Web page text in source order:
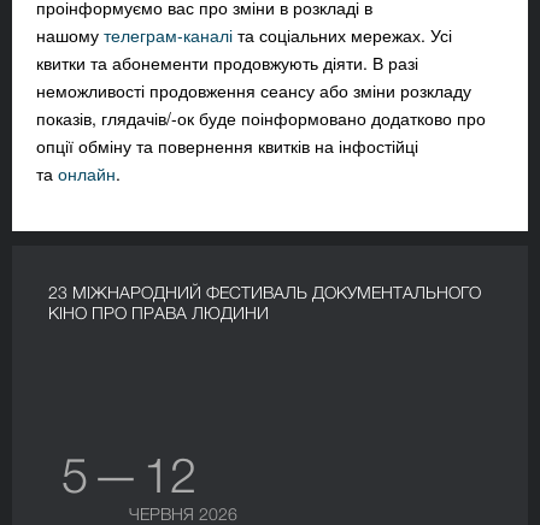
проінформуємо вас про зміни в розкладі в
нашому телеграм-каналі та соціальних мережах. Усі
квитки та абонементи продовжують діяти. В разі
неможливості продовження сеансу або зміни розкладу
показів, глядачів/-ок буде поінформовано додатково про
опції обміну та повернення квитків на інфостійці
та онлайн.
23 МІЖНАРОДНИЙ ФЕСТИВАЛЬ ДОКУМЕНТАЛЬНОГО
КІНО ПРО ПРАВА ЛЮДИНИ
5 — 12
ЧЕРВНЯ 2026